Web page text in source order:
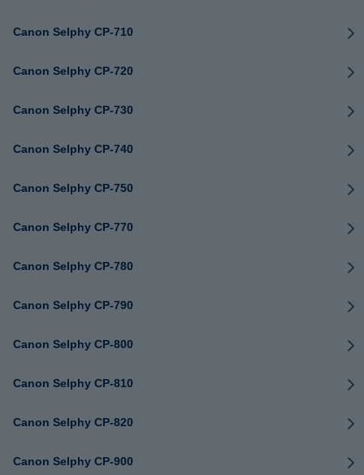
Canon Selphy CP-710
Canon Selphy CP-720
Canon Selphy CP-730
Canon Selphy CP-740
Canon Selphy CP-750
Canon Selphy CP-770
Canon Selphy CP-780
Canon Selphy CP-790
Canon Selphy CP-800
Canon Selphy CP-810
Canon Selphy CP-820
Canon Selphy CP-900